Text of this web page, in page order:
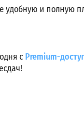
удобную и полную
с Premium-